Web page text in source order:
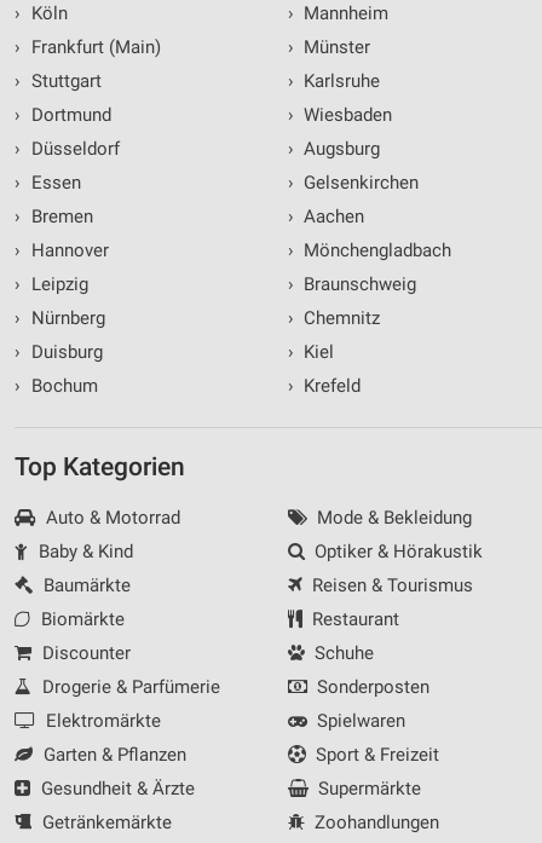
›
Köln
›
Frankfurt (Main)
› Stuttgart
›
Dortmund
›
Düsseldorf
›
Essen
›
Bremen
›
Hannover
›
Leipzig
›
Nürnberg
›
Duisburg
›
Bochum
› Mannheim
› Münster
› Karlsruhe
› Wiesbaden
› Augsburg
› Gelsenkirchen
› Aachen
› Mönchengladbach
› Braunschweig
› Chemnitz
› Kiel
› Krefeld
Top Kategorien
Auto & Motorrad
Baby & Kind
Baumärkte
Biomärkte
Discounter
Drogerie & Parfümerie
Elektromärkte
Garten & Pflanzen
Gesundheit & Ärzte
Getränkemärkte
Mode & Bekleidung
Optiker & Hörakustik
Reisen & Tourismus
Restaurant
Schuhe
Sonderposten
Spielwaren
Sport & Freizeit
Supermärkte
Zoohandlungen